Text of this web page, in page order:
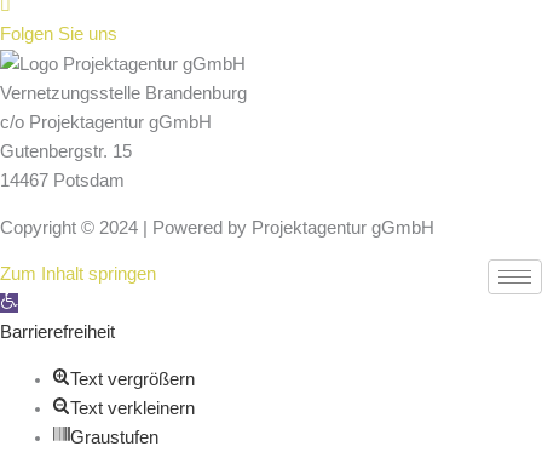
Folgen Sie uns
Vernetzungsstelle Brandenburg
c/o Projektagentur gGmbH
Gutenbergstr. 15
14467 Potsdam
Copyright © 2024 | Powered by Projektagentur gGmbH
Zum Inhalt springen
Werkzeugleiste öffnen
Barrierefreiheit
Text vergrößern
Text verkleinern
Graustufen